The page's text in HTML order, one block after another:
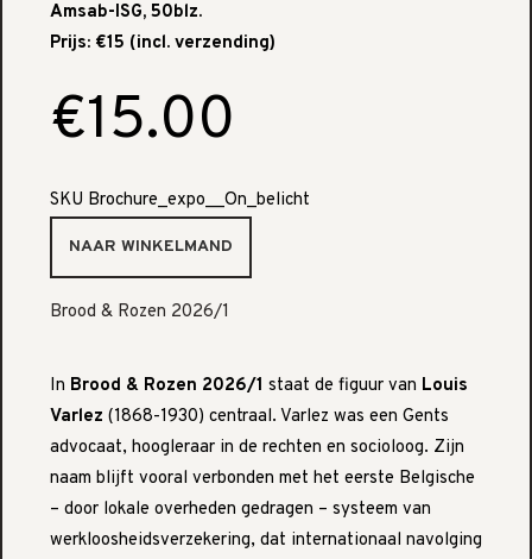
Amsab-ISG, 50blz.
Prijs: €15 (incl. verzending)
€15.00
SKU Brochure_expo__On_belicht
Brood & Rozen 2026/1
In Brood & Rozen 2026/1 staat de figuur van Louis
Varlez (1868-1930) centraal. Varlez was een Gents
advocaat, hoogleraar in de rechten en socioloog. Zijn
naam blijft vooral verbonden met het eerste Belgische
– door lokale overheden gedragen – systeem van
werkloosheidsverzekering, dat internationaal navolging